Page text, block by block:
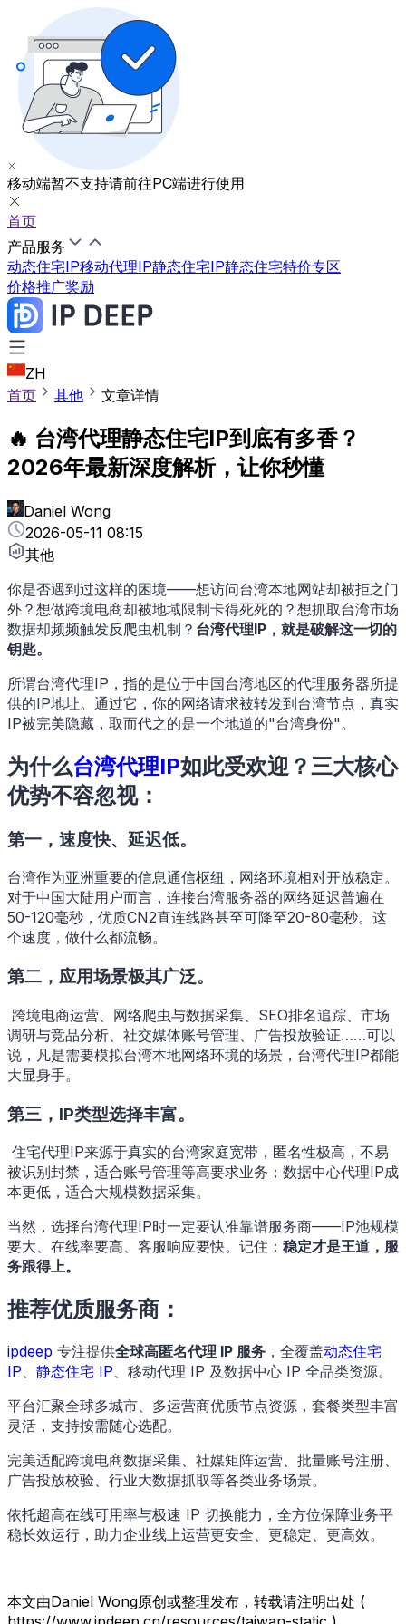
移动端暂不支持请前往PC端进行使用
首页
产品服务
动态住宅IP移动代理IP静态住宅IP静态住宅特价专区
价格推广奖励
ZH
首页
其他 文章详情
🔥 台湾代理静态住宅IP到底有多香？
2026年最新深度解析，让你秒懂
Daniel Wong
2026-05-11 08:15
其他
你是否遇到过这样的困境——想访问台湾本地网站却被拒之门
外？想做跨境电商却被地域限制卡得死死的？想抓取台湾市场
数据却频频触发反爬虫机制？ 台湾代理IP，就是破解这一切的
钥匙。
所谓台湾代理IP，指的是位于中国台湾地区的代理服务器所提
供的IP地址。通过它，你的网络请求被转发到台湾节点，真实
IP被完美隐藏，取而代之的是一个地道的"台湾身份"。
为什么台湾代理IP如此受欢迎？三大核心
优势不容忽视：
第一，速度快、延迟低。
台湾作为亚洲重要的信息通信枢纽，网络环境相对开放稳定。
对于中国大陆用户而言，连接台湾服务器的网络延迟普遍在
50-120毫秒，优质CN2直连线路甚至可降至20-80毫秒。这
个速度，做什么都流畅。
第二，应用场景极其广泛。
跨境电商运营、网络爬虫与数据采集、SEO排名追踪、市场
调研与竞品分析、社交媒体账号管理、广告投放验证……可以
说，凡是需要模拟台湾本地网络环境的场景，台湾代理IP都能
大显身手。
第三，IP类型选择丰富。
住宅代理IP来源于真实的台湾家庭宽带，匿名性极高，不易
被识别封禁，适合账号管理等高要求业务；数据中心代理IP成
本更低，适合大规模数据采集。
当然，选择台湾代理IP时一定要认准靠谱服务商——IP池规模
要大、在线率要高、客服响应要快。记住： 稳定才是王道，服
务跟得上。
推荐优质服务商：
ipdeep 专注提供全球高匿名代理 IP 服务 ，全覆盖动态住宅
IP、 静态住宅 IP、移动代理 IP 及数据中心 IP 全品类资源。
平台汇聚全球多城市、多运营商优质节点资源，套餐类型丰富
灵活，支持按需随心选配。
完美适配跨境电商数据采集、社媒矩阵运营、批量账号注册、
广告投放校验、行业大数据抓取等各类业务场景。
依托超高在线可用率与极速 IP 切换能力，全方位保障业务平
稳长效运行，助力企业线上运营更安全、更稳定、更高效。
本文由Daniel Wong原创或整理发布，转载请注明出处 (